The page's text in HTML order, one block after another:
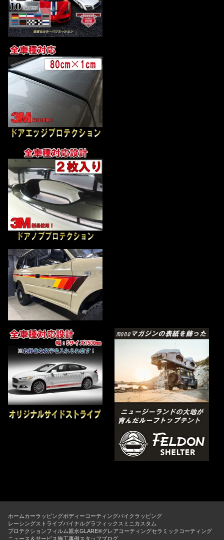
ホームカーラッピングボディーコーティングバイクラッピング
レーシングストライプバイナルグラフィックス ミニカスタム
プロテクションフィルム親水GLARE®グレアコーティングセラミックコーティング
ニュース＆サービス施工事例 スタッフブログ